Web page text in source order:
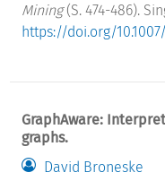
Mining(S. 474-486).
https://doi.org/
GraphAware:
graphs.
David Broneske